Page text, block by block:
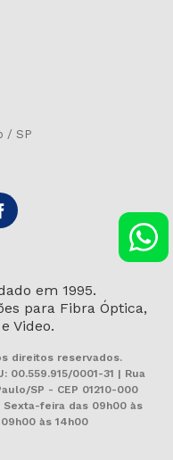
/ SP
em 1995.
para Fibra Óptica,
Video.
direitos reservados.
00.559.915/0001-31 | Rua
SP - CEP 01210-000
Sexta-feira das 09h00 às
às 14h00